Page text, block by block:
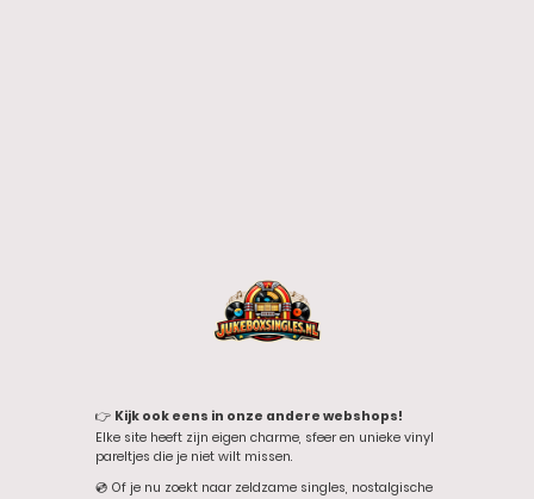
👉 Kijk ook eens in onze andere webshops!
Elke site heeft zijn eigen charme, sfeer en unieke vinyl
pareltjes die je niet wilt missen.
💿 Of je nu zoekt naar zeldzame singles, nostalgische